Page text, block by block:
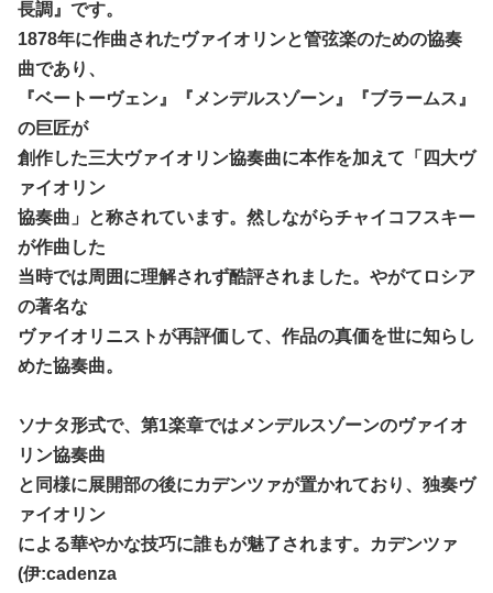
長調』です。
1878年に作曲されたヴァイオリンと管弦楽のための協奏
曲であり、
『ベートーヴェン』『メンデルスゾーン』『ブラームス』
の巨匠が
創作した三大ヴァイオリン協奏曲に本作を加えて「四大ヴ
ァイオリン
協奏曲」と称されています。然しながらチャイコフスキー
が作曲した
当時では周囲に理解されず酷評されました。やがてロシア
の著名な
ヴァイオリニストが再評価して、作品の真価を世に知らし
めた協奏曲。
ソナタ形式で、第1楽章ではメンデルスゾーンのヴァイオ
リン協奏曲
と同様に展開部の後にカデンツァが置かれており、独奏ヴ
ァイオリン
による華やかな技巧に誰もが魅了されます。カデンツァ
(伊:cadenza